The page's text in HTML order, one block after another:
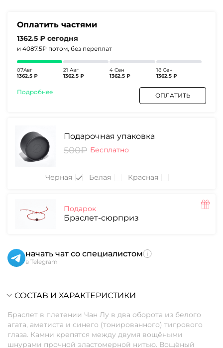
Оплатить частями
1362.5 ₽ сегодня
и 4087.5₽ потом, без переплат
07Авг
1362.5 ₽
21 Авг
1362.5 ₽
4 Сен
1362.5 ₽
18 Сен
1362.5 ₽
Подробнее ОПЛАТИТЬ
Подарочная упаковка
500₽ Бесплатно
Черная Белая Красная
Подарок
Браслет-сюрприз
начать чат со специалистом
в Telegram
СОСТАВ И ХАРАКТЕРИСТИКИ
Браслет в плетении Чан Лу в два оборота из белого
агата, аметиста и синего (тонированного) тигрового
глаза. Камни крепятся между двумя вощёными
шнурами прочной эластомерной нитью. Вощёный